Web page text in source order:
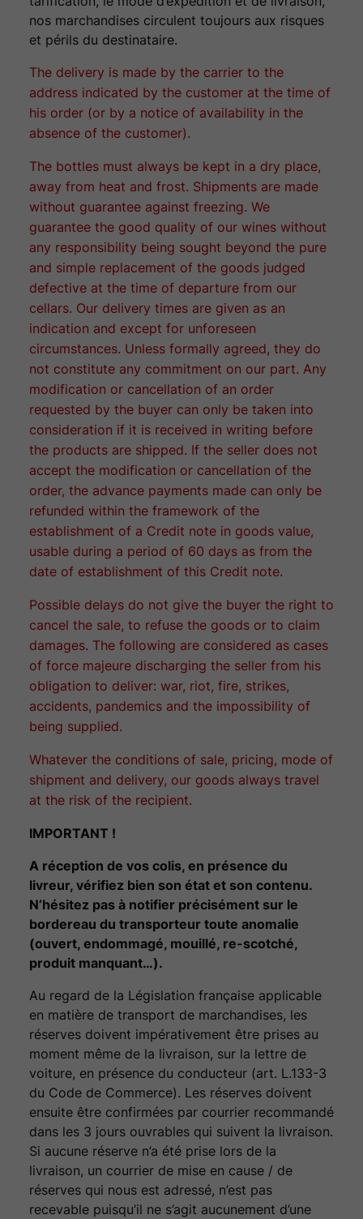
nos marchandises circulent toujours aux risques
et périls du destinataire.
The delivery is made by the carrier to the
address indicated by the customer at the time of
his order (or by a notice of availability in the
absence of the customer).
The bottles must always be kept in a dry place,
away from heat and frost. Shipments are made
without guarantee against freezing. We
guarantee the good quality of our wines without
any responsibility being sought beyond the pure
and simple replacement of the goods judged
defective at the time of departure from our
cellars. Our delivery times are given as an
indication and except for unforeseen
circumstances. Unless formally agreed, they do
not constitute any commitment on our part. Any
modification or cancellation of an order
requested by the buyer can only be taken into
consideration if it is received in writing before
the products are shipped. If the seller does not
accept the modification or cancellation of the
order, the advance payments made can only be
refunded within the framework of the
establishment of a Credit note in goods value,
usable during a period of 60 days as from the
date of establishment of this Credit note.
Possible delays do not give the buyer the right to
cancel the sale, to refuse the goods or to claim
damages. The following are considered as cases
of force majeure discharging the seller from his
obligation to deliver: war, riot, fire, strikes,
accidents, pandemics and the impossibility of
being supplied.
Whatever the conditions of sale, pricing, mode of
shipment and delivery, our goods always travel
at the risk of the recipient.
IMPORTANT !
A réception de vos colis, en présence du
livreur, vérifiez bien son état et son contenu.
N’hésitez pas à notifier précisément sur le
bordereau du transporteur toute anomalie
(ouvert, endommagé, mouillé, re-scotché,
produit manquant…).
Au regard de la Législation française applicable
en matière de transport de marchandises, les
réserves doivent impérativement être prises au
moment même de la livraison, sur la lettre de
voiture, en présence du conducteur (art. L.133-3
du Code de Commerce). Les réserves doivent
ensuite être confirmées par courrier recommandé
dans les 3 jours ouvrables qui suivent la livraison.
Si aucune réserve n’a été prise lors de la
livraison, un courrier de mise en cause / de
réserves qui nous est adressé, n’est pas
recevable puisqu’il ne s’agit aucunement d’une